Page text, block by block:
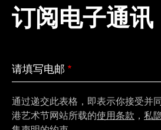
订阅电子通讯
请
填
写
电
邮
此为必填栏位
请填写电邮
通过递交此表格，即表示你接受并
港艺术节网站所载的使用条款 ， 私